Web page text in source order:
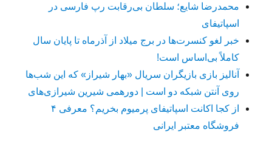
محمدرضا شایع؛ سلطان بی‌رقابت رپ فارسی در
اسپاتیفای
خبر لغو کنسرت‌ها در برج میلاد از آذرماه تا پایان سال
کاملاً بی‌اساس است!
آنالیز بازی بازیگران سریال «بهار شیراز» که این شب‌ها
روی آنتن شبکه دو است | دورهمی شیرین شیرازی‌های
از کجا اکانت اسپاتیفای پرمیوم بخریم؟ معرفی ۴
فروشگاه معتبر ایرانی